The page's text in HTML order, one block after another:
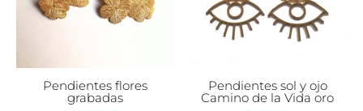
Pendientes flores
grabadas
Pendientes sol y ojo
Camino de la Vida oro